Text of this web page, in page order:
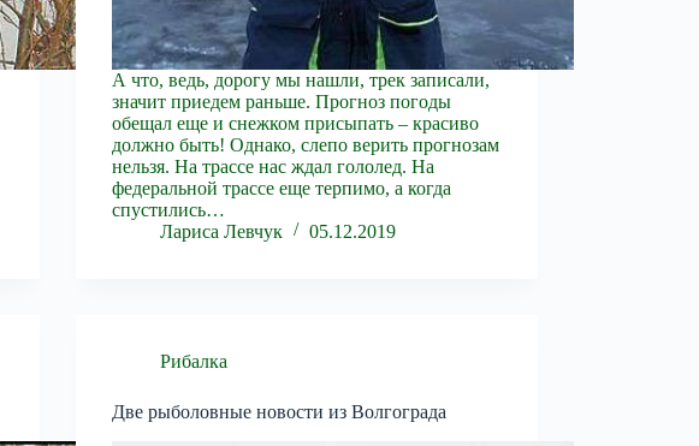
А что, ведь, дорогу мы нашли, трек записали,
значит приедем раньше. Прогноз погоды
обещал еще и снежком присыпать – красиво
должно быть! Однако, слепо верить прогнозам
нельзя. На трассе нас ждал гололед. На
федеральной трассе еще терпимо, а когда
спустились…
Лариса Левчук
05.12.2019
Рибалка
Две рыболовные новости из Волгограда